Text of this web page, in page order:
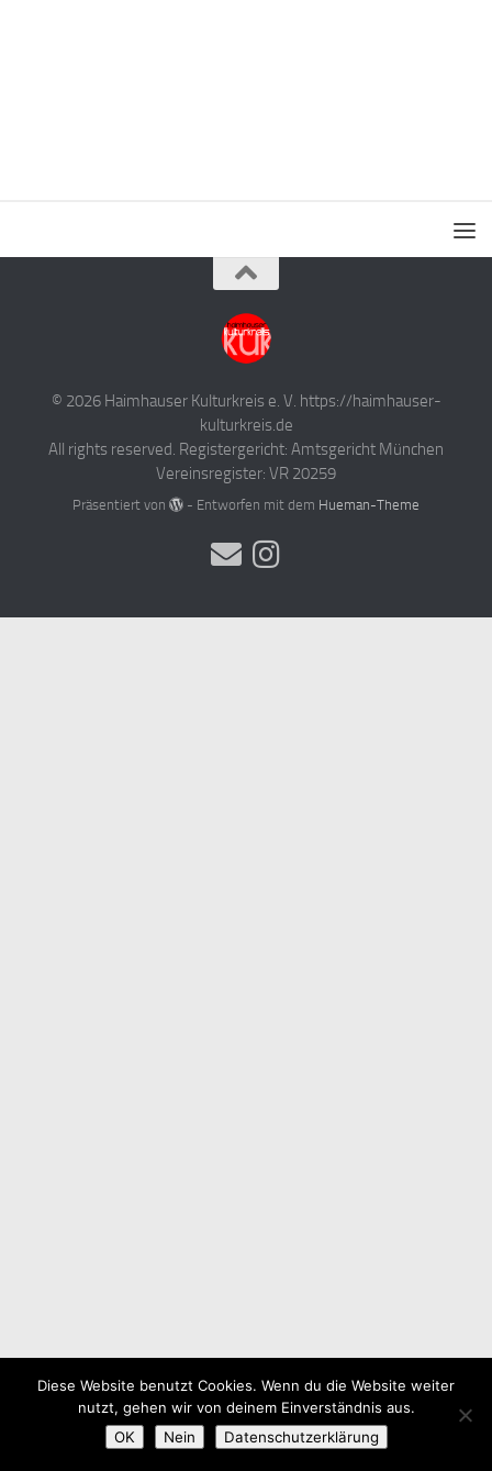
© 2026 Haimhauser Kulturkreis e. V. https://haimhauser-
kulturkreis.de
All rights reserved. Registergericht: Amtsgericht München
Vereinsregister: VR 20259
Präsentiert von - Entworfen mit dem Hueman-Theme
Diese Website benutzt Cookies. Wenn du die Website weiter
nutzt, gehen wir von deinem Einverständnis aus.
OK
Nein Datenschutzerklärung